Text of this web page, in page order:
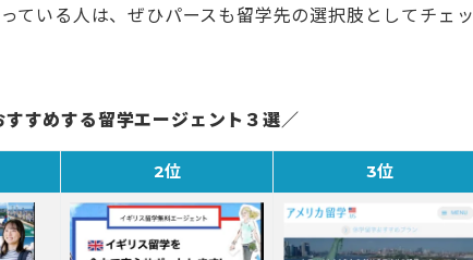
ている人は、ぜひパースも留学先の選択肢としてチェッ
すめする留学エージェント３選／
2位 3位